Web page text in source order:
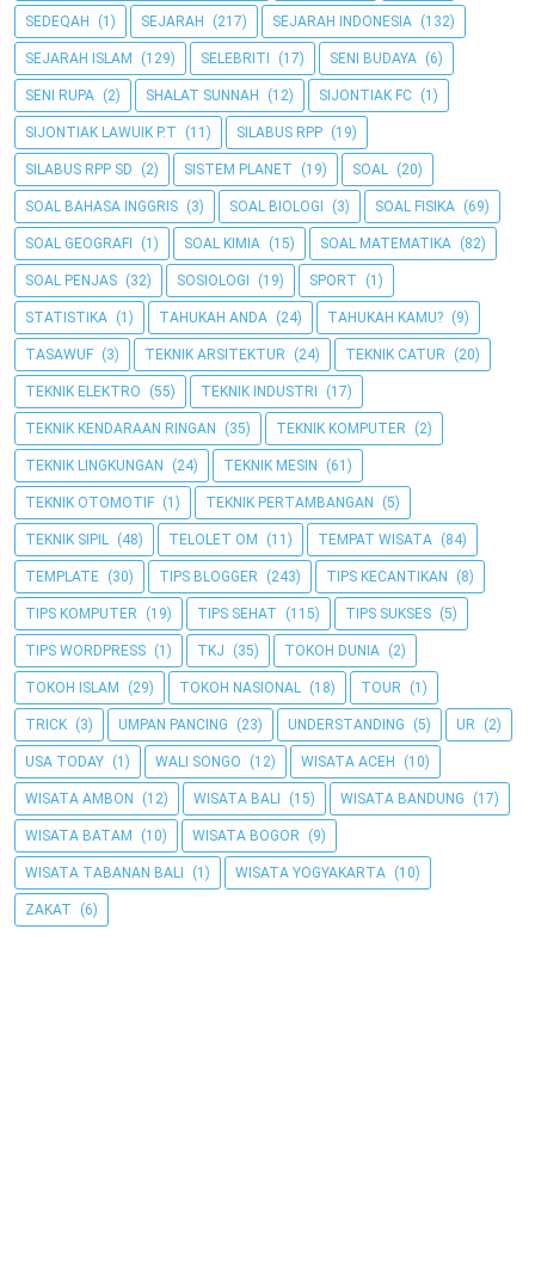
SEDEQAH (1) SEJARAH (217) SEJARAH INDONESIA (132)
SEJARAH ISLAM (129) SELEBRITI (17) SENI BUDAYA (6)
SENI RUPA (2) SHALAT SUNNAH (12) SIJONTIAK FC (1)
SIJONTIAK LAWUIK P.T (11) SILABUS RPP (19)
SILABUS RPP SD (2) SISTEM PLANET (19) SOAL (20)
SOAL BAHASA INGGRIS (3) SOAL BIOLOGI (3) SOAL FISIKA (69)
SOAL GEOGRAFI (1) SOAL KIMIA (15) SOAL MATEMATIKA (82)
SOAL PENJAS (32) SOSIOLOGI (19) SPORT (1)
STATISTIKA (1) TAHUKAH ANDA (24) TAHUKAH KAMU? (9)
TASAWUF (3) TEKNIK ARSITEKTUR (24) TEKNIK CATUR (20)
TEKNIK ELEKTRO (55) TEKNIK INDUSTRI (17)
TEKNIK KENDARAAN RINGAN (35) TEKNIK KOMPUTER (2)
TEKNIK LINGKUNGAN (24) TEKNIK MESIN (61)
TEKNIK OTOMOTIF (1) TEKNIK PERTAMBANGAN (5)
TEKNIK SIPIL (48) TELOLET OM (11) TEMPAT WISATA (84)
TEMPLATE (30) TIPS BLOGGER (243) TIPS KECANTIKAN (8)
TIPS KOMPUTER (19) TIPS SEHAT (115) TIPS SUKSES (5)
TIPS WORDPRESS (1) TKJ (35) TOKOH DUNIA (2)
TOKOH ISLAM (29) TOKOH NASIONAL (18) TOUR (1)
TRICK (3) UMPAN PANCING (23) UNDERSTANDING (5) UR (2)
USA TODAY (1) WALI SONGO (12) WISATA ACEH (10)
WISATA AMBON (12) WISATA BALI (15) WISATA BANDUNG (17)
WISATA BATAM (10) WISATA BOGOR (9)
WISATA TABANAN BALI (1) WISATA YOGYAKARTA (10)
ZAKAT (6)